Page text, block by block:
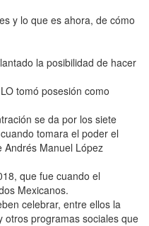
y lo que es ahora, de cómo
la posibilidad de hacer
tomó posesión como
se da por los siete
tomara el poder el
Andrés Manuel López
que fue cuando el
Mexicanos.
celebrar, entre ellos la
otros programas sociales que